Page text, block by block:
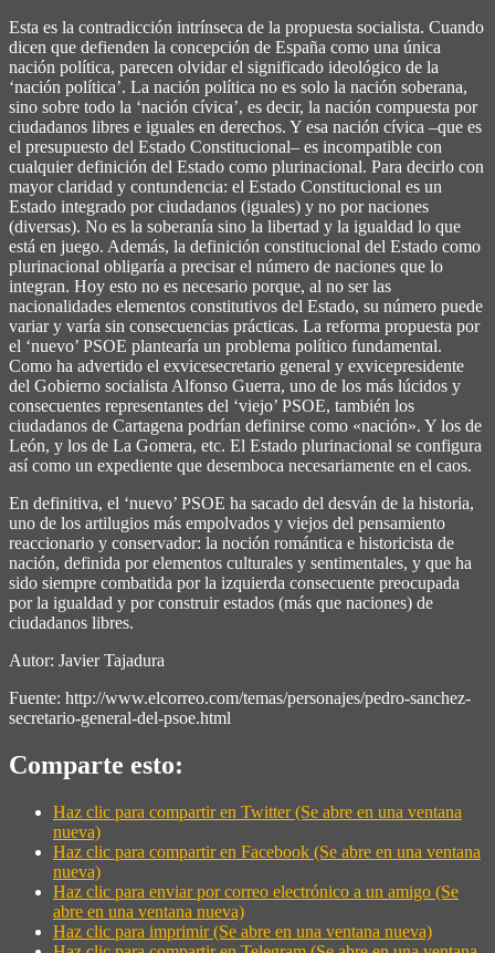
Esta es la contradicción intrínseca de la propuesta socialista. Cuando
dicen que defienden la concepción de España como una única
nación política, parecen olvidar el significado ideológico de la
‘nación política’. La nación política no es solo la nación soberana,
sino sobre todo la ‘nación cívica’, es decir, la nación compuesta por
ciudadanos libres e iguales en derechos. Y esa nación cívica –que es
el presupuesto del Estado Constitucional– es incompatible con
cualquier definición del Estado como plurinacional. Para decirlo con
mayor claridad y contundencia: el Estado Constitucional es un
Estado integrado por ciudadanos (iguales) y no por naciones
(diversas). No es la soberanía sino la libertad y la igualdad lo que
está en juego. Además, la definición constitucional del Estado como
plurinacional obligaría a precisar el número de naciones que lo
integran. Hoy esto no es necesario porque, al no ser las
nacionalidades elementos constitutivos del Estado, su número puede
variar y varía sin consecuencias prácticas. La reforma propuesta por
el ‘nuevo’ PSOE plantearía un problema político fundamental.
Como ha advertido el exvicesecretario general y exvicepresidente
del Gobierno socialista Alfonso Guerra, uno de los más lúcidos y
consecuentes representantes del ‘viejo’ PSOE, también los
ciudadanos de Cartagena podrían definirse como «nación». Y los de
León, y los de La Gomera, etc. El Estado plurinacional se configura
así como un expediente que desemboca necesariamente en el caos.
En definitiva, el ‘nuevo’ PSOE ha sacado del desván de la historia,
uno de los artilugios más empolvados y viejos del pensamiento
reaccionario y conservador: la noción romántica e historicista de
nación, definida por elementos culturales y sentimentales, y que ha
sido siempre combatida por la izquierda consecuente preocupada
por la igualdad y por construir estados (más que naciones) de
ciudadanos libres.
Autor: Javier Tajadura
Fuente: http://www.elcorreo.com/temas/personajes/pedro-sanchez-
secretario-general-del-psoe.html
Comparte esto:
Haz clic para compartir en Twitter (Se abre en una ventana
nueva)
Haz clic para compartir en Facebook (Se abre en una ventana
nueva)
Haz clic para enviar por correo electrónico a un amigo (Se
abre en una ventana nueva)
Haz clic para imprimir (Se abre en una ventana nueva)